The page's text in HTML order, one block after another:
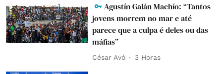
Agustín Galán Machío: “Tantos
jovens morrem no mar e até
parece que a culpa é deles ou das
máfias”
César Avó 3 Horas